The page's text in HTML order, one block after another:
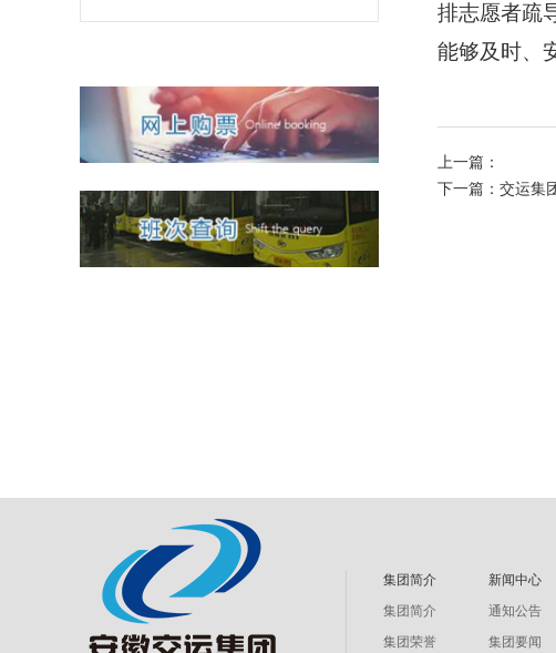
排志愿者疏
能够及时、
上一篇：
下一篇：交运集
集团简介
集团简介
集团荣誉
新闻中心
通知公告
集团要闻